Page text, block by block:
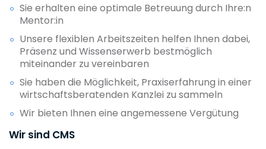
Sie erhalten eine optimale Betreuung durch Ihre:n
Mentor:in
Unsere flexiblen Arbeitszeiten helfen Ihnen dabei,
Präsenz und Wissenserwerb bestmöglich
miteinander zu vereinbaren
Sie haben die Möglichkeit, Praxiserfahrung in einer
wirtschaftsberatenden Kanzlei zu sammeln
Wir bieten Ihnen eine angemessene Vergütung
Wir sind CMS